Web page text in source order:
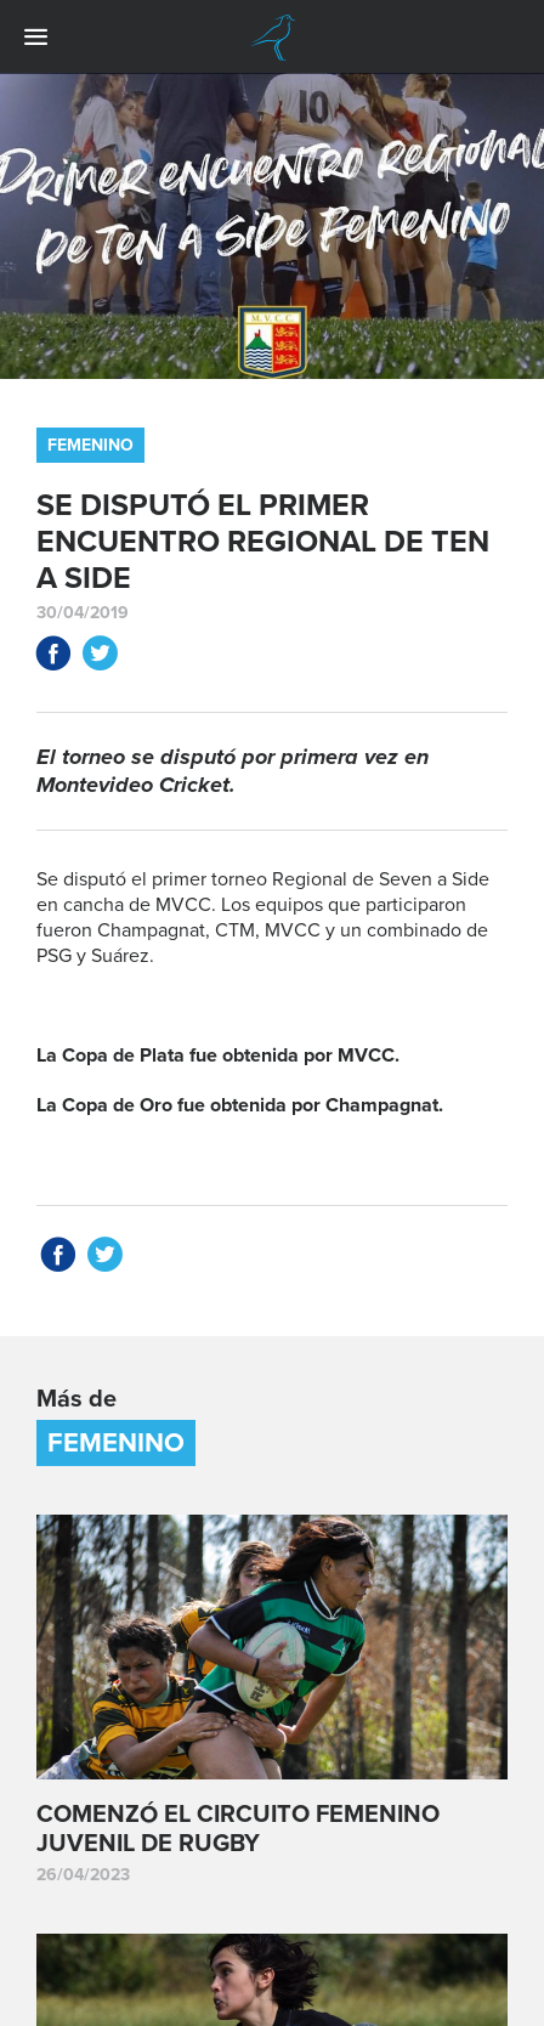
FEMENINO
SE DISPUTÓ EL PRIMER
ENCUENTRO REGIONAL DE TEN
A SIDE
30/04/2019
El torneo se disputó por primera vez en
Montevideo Cricket.
Se disputó el primer torneo Regional de Seven a Side
en cancha de MVCC. Los equipos que participaron
fueron Champagnat, CTM, MVCC y un combinado de
PSG y Suárez.
La Copa de Plata fue obtenida por MVCC.
La Copa de Oro fue obtenida por Champagnat.
Más de
FEMENINO
COMENZÓ EL CIRCUITO FEMENINO
JUVENIL DE RUGBY
26/04/2023